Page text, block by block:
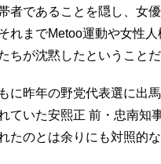
者であることを隠し、女
れまでMetoo運動や女性
ちが沈黙したということだ
に昨年の野党代表選に出
ていた安熙正 前・忠南知
たのとは余りにも対照的な